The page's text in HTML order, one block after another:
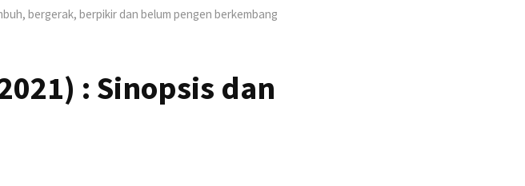
bergerak, berpikir dan belum pengen berkembang
: Sinopsis dan